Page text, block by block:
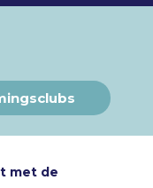
met de